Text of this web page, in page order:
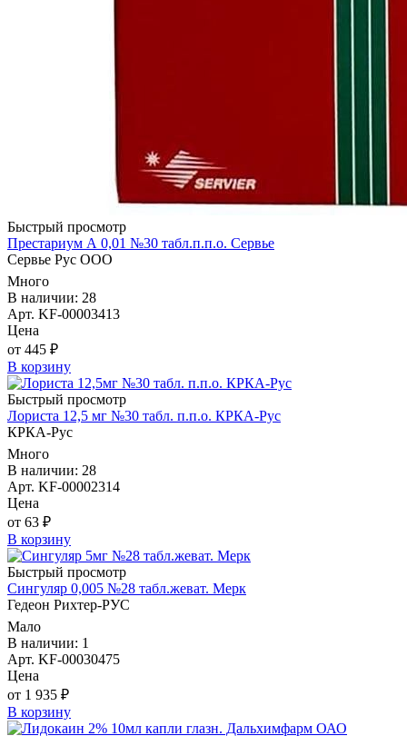
Быстрый просмотр
Престариум А 0,01 №30 табл.п.п.о. Сервье
Сервье Рус ООО
Много
В наличии: 28
Арт. KF-00003413
Цена
от 445 ₽
В корзину
Быстрый просмотр
Лориста 12,5 мг №30 табл. п.п.о. КРКА-Рус
КРКА-Рус
Много
В наличии: 28
Арт. KF-00002314
Цена
от 63 ₽
В корзину
Быстрый просмотр
Сингуляр 0,005 №28 табл.жеват. Мерк
Гедеон Рихтер-РУС
Мало
В наличии: 1
Арт. KF-00030475
Цена
от 1 935 ₽
В корзину